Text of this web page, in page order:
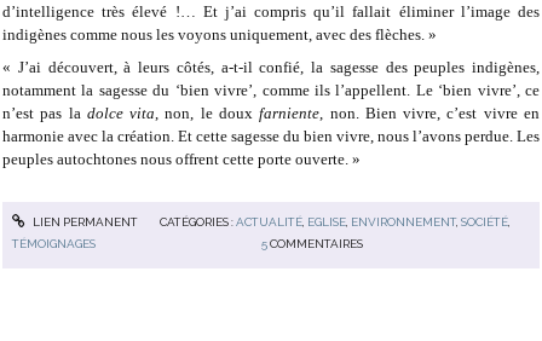
d’intelligence très élevé !… Et j’ai compris qu’il fallait éliminer l’image des
indigènes comme nous les voyons uniquement, avec des flèches. »
« J’ai découvert, à leurs côtés, a-t-il confié, la sagesse des peuples indigènes,
notamment la sagesse du ‘bien vivre’, comme ils l’appellent. Le ‘bien vivre’, ce
n’est pas la dolce vita, non, le douxfarniente, non. Bien vivre, c’est vivre en
harmonie avec la création. Et cette sagesse du bien vivre, nous l’avons perdue. Les
peuples autochtones nous offrent cette porte ouverte. »
LIEN PERMANENT CATÉGORIES :ACTUALITÉ, EGLISE, ENVIRONNEMENT, SOCIÉTÉ,
TÉMOIGNAGES
5 COMMENTAIRES